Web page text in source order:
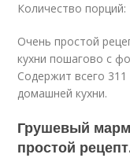
Количество порций:
Очень простой
кухни пошагово с
Содержит всего
домашней кухни.
Грушевый
простой